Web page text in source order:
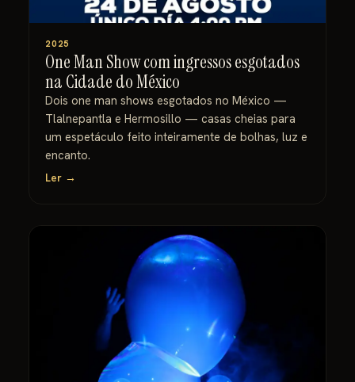
2025
One Man Show com ingressos esgotados
na Cidade do México
Dois one man shows esgotados no México —
Tlalnepantla e Hermosillo — casas cheias para
um espetáculo feito inteiramente de bolhas, luz e
encanto.
Ler →